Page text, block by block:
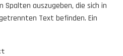
Spalten auszugeben, die sich in
Text befinden. Ein